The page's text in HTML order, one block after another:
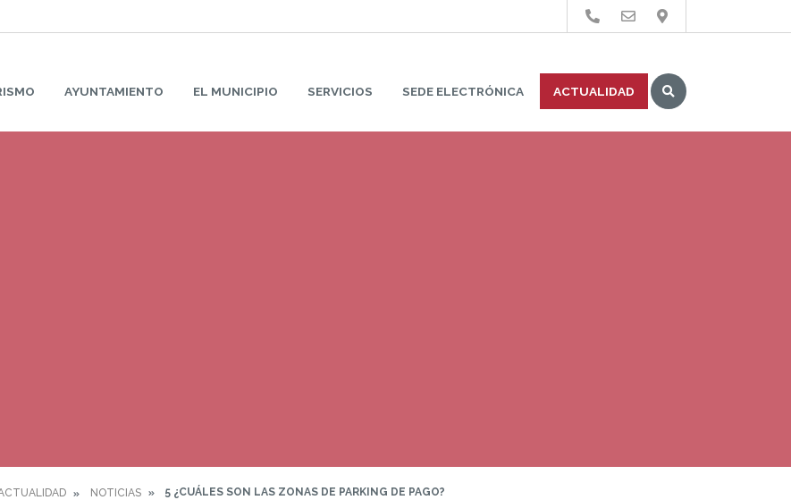
AYUNTAMIENTO EL MUNICIPIO SERVICIOS SEDE ELECTRÓNICA ACTUALIDAD
Buscar
NOTICIAS 5 ¿CUÁLES SON LAS ZONAS DE PARKING DE PAGO?